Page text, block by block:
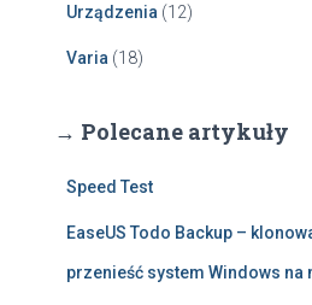
Urządzenia (12)
Varia (18)
→ Polecane artykuły
Speed Test
EaseUS Todo Backup –
przenieść system Windows na